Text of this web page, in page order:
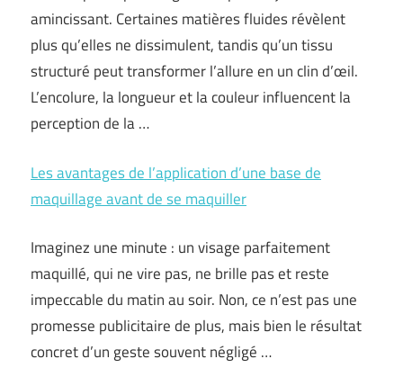
amincissant. Certaines matières fluides révèlent
plus qu’elles ne dissimulent, tandis qu’un tissu
structuré peut transformer l’allure en un clin d’œil.
L’encolure, la longueur et la couleur influencent la
perception de la …
Les avantages de l’application d’une base de
maquillage avant de se maquiller
Imaginez une minute : un visage parfaitement
maquillé, qui ne vire pas, ne brille pas et reste
impeccable du matin au soir. Non, ce n’est pas une
promesse publicitaire de plus, mais bien le résultat
concret d’un geste souvent négligé …